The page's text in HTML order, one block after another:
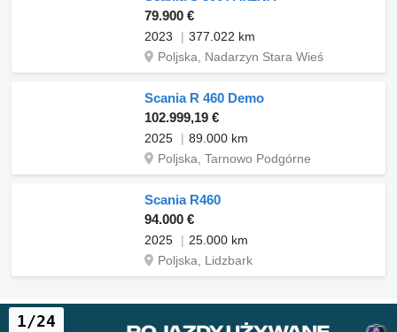
79.900 €
2023
377.022 km
Poljska, Nadarzyn Stara Wieś
Scania R 460 Demo
102.999,19 €
2025
89.000 km
Poljska, Tarnowo Podgórne
Scania R460
94.000 €
2025
25.000 km
Poljska, Lidzbark
1/24